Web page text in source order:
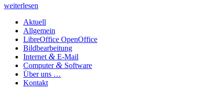
„Win­
Musik-
digi­
weiterlesen
Aktuell
Allgemein
LibreOffice OpenOffice
Bildbearbeitung
Internet & E‑Mail
Computer& Software
Über uns …
Kontakt